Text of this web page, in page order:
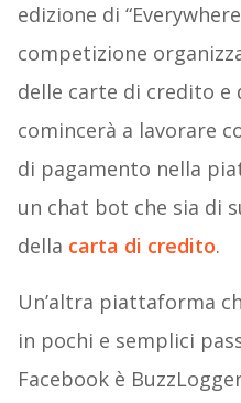
edizione di
competizione
delle carte di credito e
comincerà a lavorare
di pagamento nella
un chat bot che sia di
della carta di credito.
Un’altra piattaforma
in pochi e semplici
Facebook è